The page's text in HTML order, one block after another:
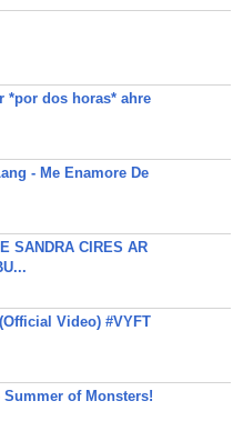
*por dos horas* ahre
- Me Enamore De
SANDRA CIRES AR
Video) #VYFT
Summer of Monsters!